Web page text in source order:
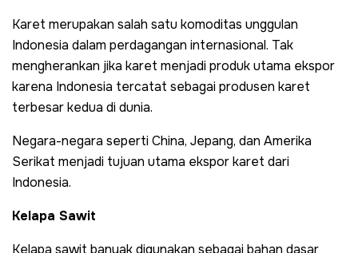
Karet merupakan salah satu komoditas unggulan
Indonesia dalam perdagangan internasional. Tak
mengherankan jika karet menjadi produk utama ekspor
karena Indonesia tercatat sebagai produsen karet
terbesar kedua di dunia.
Negara-negara seperti China, Jepang, dan Amerika
Serikat menjadi tujuan utama ekspor karet dari
Indonesia.
Kelapa Sawit
Kelapa sawit banyak digunakan sebagai bahan dasar